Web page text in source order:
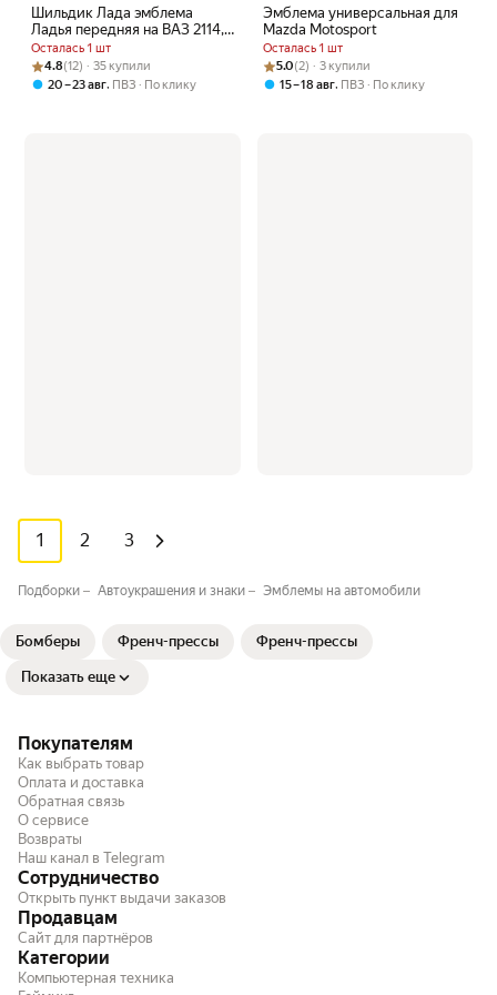
Шильдик Лада эмблема
Ладья передняя на ВАЗ 2114,
2110 черный лак 1шт.
Осталась 1 шт
Рейтинг товара: 4.8 из 5
Оценок: (12) · 35 купили
4.8(12) · 35 купили
20 – 23 авг, ПВЗ По клику
Эмблема универсальная для
Mazda Motosport
Осталась 1 шт
Рейтинг товара: 5.0 из 5
Оценок: (2) · 3 купили
5.0(2) · 3 купили
15 – 18 авг, ПВЗ По клику
1 2 3
Подборки Автоукрашения и знаки Эмблемы на автомобили
Бомберы Френч-прессы Френч-прессы
Показать еще
Покупателям
Как выбрать товар
Оплата и доставка
Обратная связь
О сервисе
Возвраты
Наш канал в Telegram
Сотрудничество
Открыть пункт выдачи заказов
Продавцам
Сайт для партнёров
Категории
Компьютерная техника